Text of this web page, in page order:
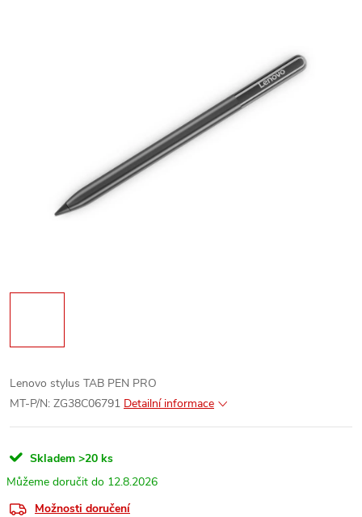
Lenovo stylus TAB PEN PRO
MT-P/N: ZG38C06791 Detailní informace
Skladem >20 ks
12.8.2026
Možnosti doručení